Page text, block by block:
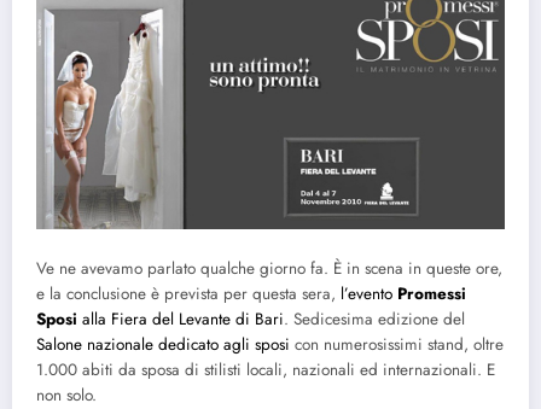
Ve ne avevamo parlato qualche giorno fa. È in scena in queste ore,
e la conclusione è prevista per questa sera, l’evento Promessi
Sposi alla Fiera del Levante di Bari. Sedicesima edizione del
Salone nazionale dedicato agli sposi con numerosissimi stand, oltre
1.000 abiti da sposa di stilisti locali, nazionali ed internazionali. E
non solo.